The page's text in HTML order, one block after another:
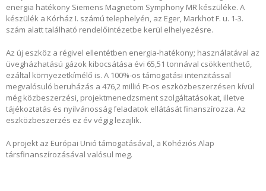
energia hatékony Siemens Magnetom Symphony MR készüléke. A
készülék a Kórház I. számú telephelyén, az Eger, Markhot F. u. 1-3.
szám alatt található rendelőintézetbe kerül elhelyezésre.
Az új eszköz a régivel ellentétben energia-hatékony; használatával az
üvegházhatású gázok kibocsátása évi 65,51 tonnával csökkenthető,
ezáltal környezetkímélő is. A 100%-os támogatási intenzitással
megvalósuló beruházás a 476,2 millió Ft-os eszközbeszerzésen kívül
még közbeszerzési, projektmenedzsment szolgáltatásokat, illetve
tájékoztatás és nyilvánosság feladatok ellátását finanszírozza. Az
eszközbeszerzés ez év végig lezajlik.
A projekt az Európai Unió támogatásával, a Kohéziós Alap
társfinanszírozásával valósul meg.